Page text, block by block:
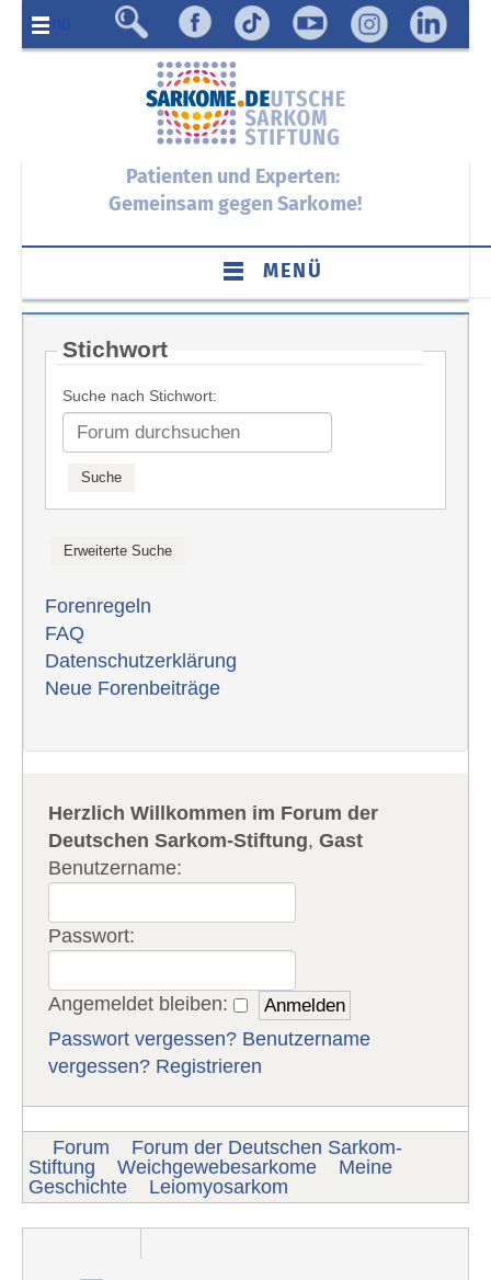
Menü
Patienten und Experten:
Gemeinsam gegen Sarkome!
MENÜ
Stichwort
Suche nach Stichwort:
Forenregeln
FAQ
Datenschutzerklärung
Neue Forenbeiträge
Herzlich Willkommen im Forum der
Deutschen Sarkom-Stiftung,Gast
Benutzername:
Passwort:
Angemeldet bleiben:
Passwort vergessen? Benutzername
vergessen? Registrieren
Forum
Forum der Deutschen Sarkom-
Stiftung
Weichgewebesarkome
Meine
Geschichte
Leiomyosarkom